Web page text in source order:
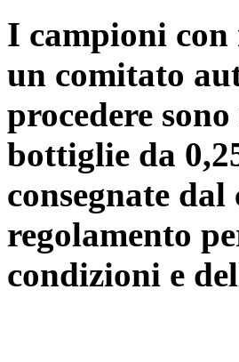
I campioni
un comitato
procedere
bottiglie da
consegnate
regolamento
condizioni e